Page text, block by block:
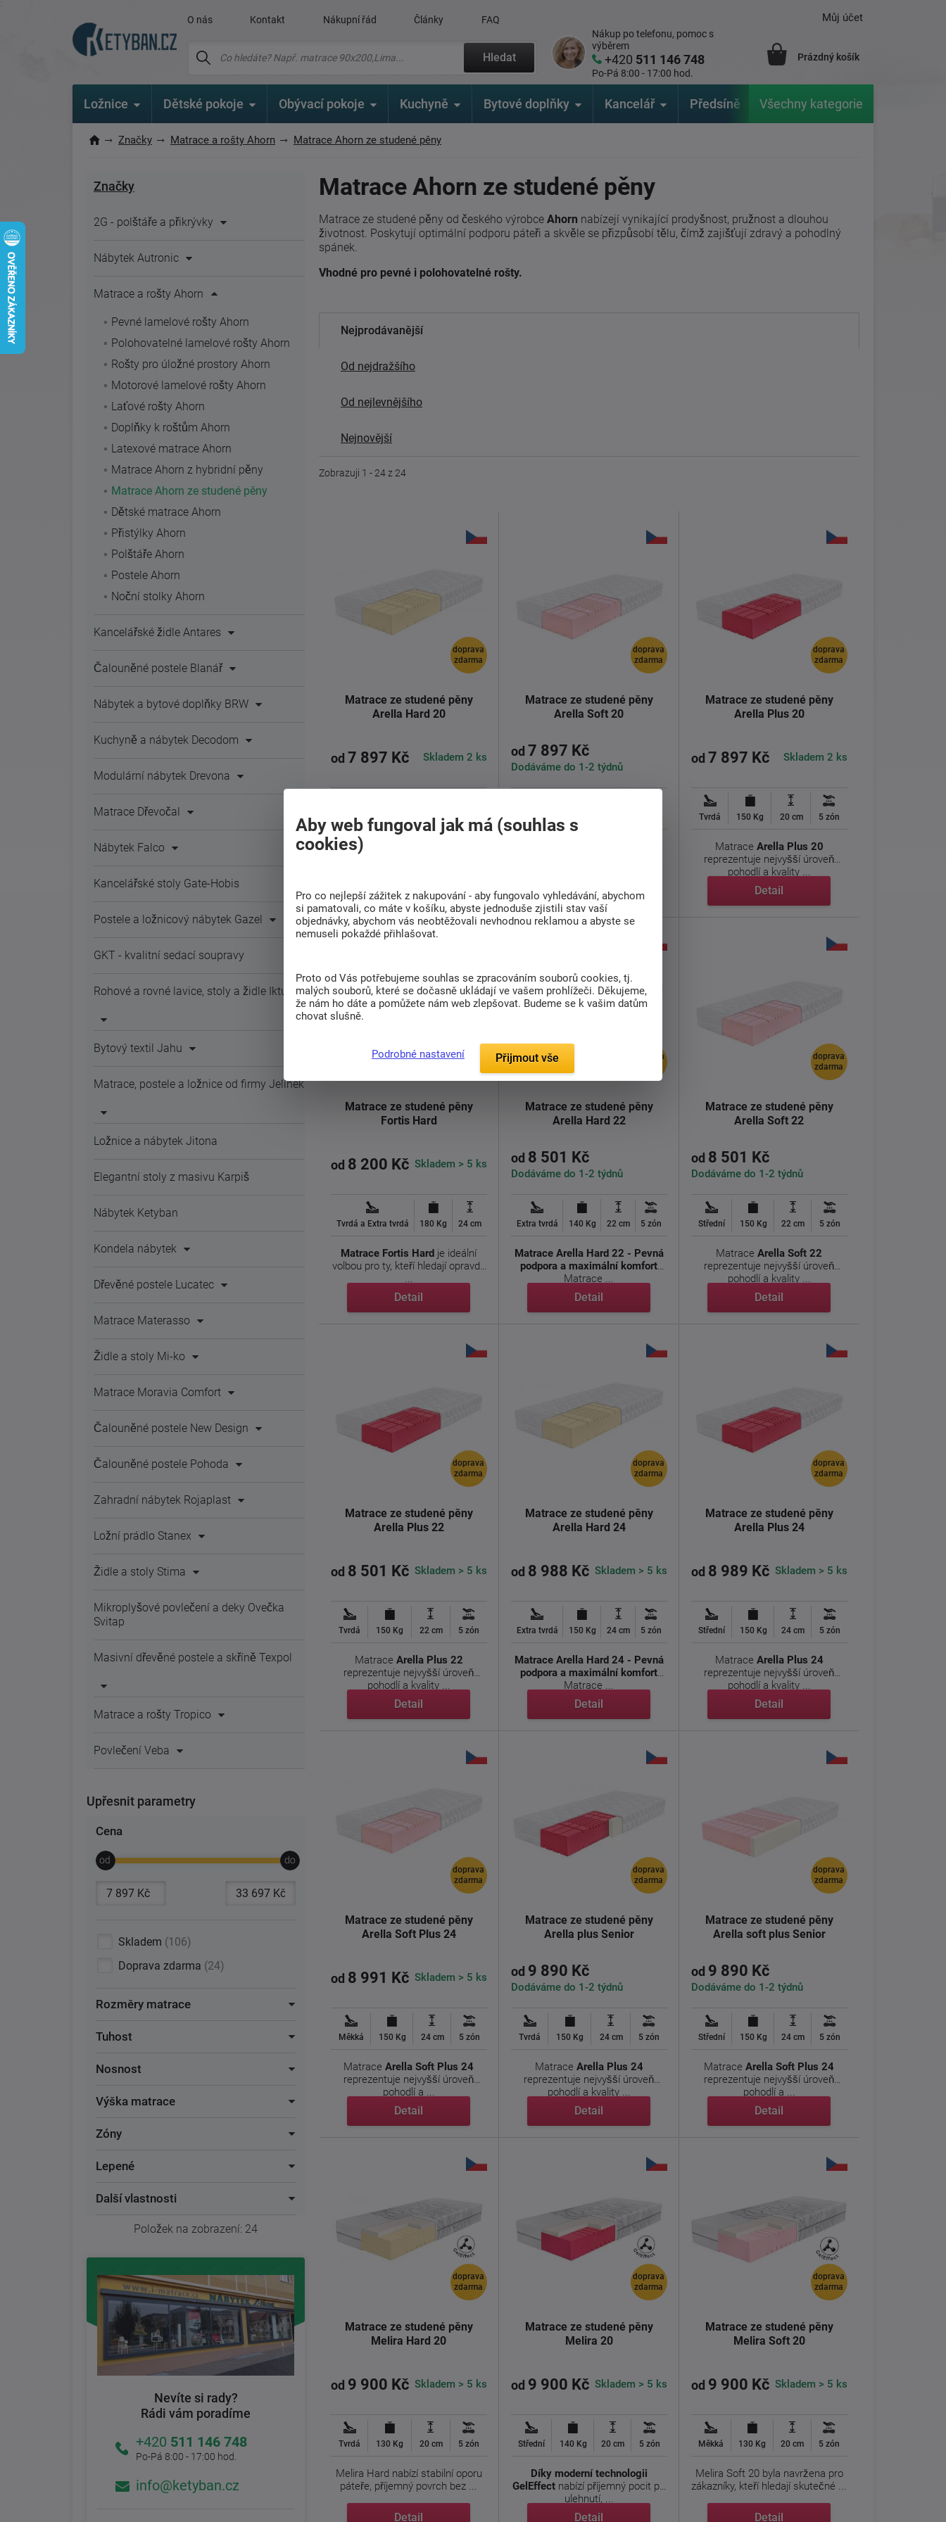
O nás Kontakt Nákupní řád Články FAQ
Hledat
Nákup po telefonu, pomoc s
výběrem
+420 511 146 748
Po-Pá 8:00 - 17:00 hod.
Můj účet
Prázdný košík
Ložnice Dětské pokoje Obývací pokoje Kuchyně Bytové doplňky Kancelář Předsíně Zahrada Značky
Všechny kategorie
Značky Matrace a rošty Ahorn Matrace Ahorn ze studené pěny
Značky
2G - polštáře a přikrývky
Nábytek Autronic
Matrace a rošty Ahorn
Pevné lamelové rošty Ahorn
Polohovatelné lamelové rošty Ahorn
Rošty pro úložné prostory Ahorn
Motorové lamelové rošty Ahorn
Laťové rošty Ahorn
Doplňky k roštům Ahorn
Latexové matrace Ahorn
Matrace Ahorn z hybridní pěny
Matrace Ahorn ze studené pěny
Dětské matrace Ahorn
Přistýlky Ahorn
Polštáře Ahorn
Postele Ahorn
Noční stolky Ahorn
Kancelářské židle Antares
Čalouněné postele Blanář
Nábytek a bytové doplňky BRW
Kuchyně a nábytek Decodom
Modulární nábytek Drevona
Matrace Dřevočal
Nábytek Falco
Kancelářské stoly Gate-Hobis
Postele a ložnicový nábytek Gazel
GKT - kvalitní sedací soupravy
Rohové a rovné lavice, stoly a židle Iktus
Bytový textil Jahu
Matrace, postele a ložnice od firmy Jelínek
Ložnice a nábytek Jitona
Elegantní stoly z masivu Karpiš
Nábytek Ketyban
Kondela nábytek
Dřevěné postele Lucatec
Matrace Materasso
Židle a stoly Mi-ko
Matrace Moravia Comfort
Čalouněné postele New Design
Čalouněné postele Pohoda
Zahradní nábytek Rojaplast
Ložní prádlo Stanex
Židle a stoly Stima
Mikroplyšové povlečení a deky Ovečka
Svitap
Masivní dřevěné postele a skříně Texpol
Matrace a rošty Tropico
Povlečení Veba
Upřesnit parametry
Cena
Skladem 106
Doprava zdarma 24
Rozměry matrace
Tuhost
Nosnost
Výška matrace
Zóny
Lepené
Další vlastnosti
Položek na zobrazení: 24
Nevíte si rady?
Rádi vám poradíme
+420 511 146 748
Po-Pá 8:00 - 17:00 hod.
info@ketyban.cz
Matrace Ahorn ze studené pěny
Matrace ze studené pěny od českého výrobce Ahorn nabízejí vynikající prodyšnost, pružnost a dlouhou
životnost. Poskytují optimální podporu páteři a skvěle se přizpůsobí tělu, čímž zajišťují zdravý a pohodlný
spánek.
Vhodné pro pevné i polohovatelné rošty.
Nejprodávanější
Od nejdražšího
Od nejlevnějšího
Nejnovější
Zobrazuji 1 - 24 z 24
doprava
zdarma
Matrace ze studené pěny
Arella Hard 20
od 7 897 Kč Skladem 2 ks
Extra tvrdá 20 cm
Matrace Arella Hard 20 - Pevná
Detail
doprava
zdarma
Matrace ze studené pěny
Arella Soft 20
od 7 897 Kč
Dodáváme do 1-2 týdnů
Střední
Detail
doprava
zdarma
Matrace ze studené pěny
Arella Plus 20
od 7 897 Kč Skladem 2 ks
Tvrdá 150 Kg 20 cm 5 zón
Matrace Arella Plus 20
reprezentuje nejvyšší úroveň
pohodlí a kvality ...
Detail
doprava
Matrace ze studené pěny
Fortis Hard
od 8 200 Kč Skladem > 5 ks
Tvrdá a Extra tvrdá 180 Kg 24 cm
Matrace Fortis Hard je ideální
volbou pro ty, kteří hledají opravdu
...
Detail
doprava
Matrace ze studené pěny
Arella Hard 22
od 8 501 Kč
Dodáváme do 1-2 týdnů
Extra tvrdá 140 Kg 22 cm 5 zón
Matrace Arella Hard 22 - Pevná
podpora a maximální komfort
Matrace ...
Detail
doprava
zdarma
Matrace ze studené pěny
Arella Soft 22
od 8 501 Kč
Dodáváme do 1-2 týdnů
Střední 150 Kg 22 cm 5 zón
MatraceArella Soft 22
reprezentuje nejvyšší úroveň
pohodlí a kvality ...
Detail
doprava
zdarma
Matrace ze studené pěny
Arella Plus 22
od 8 501 Kč Skladem > 5 ks
Tvrdá 150 Kg 22 cm 5 zón
Matrace Arella Plus 22
reprezentuje nejvyšší úroveň
pohodlí a kvality ...
Detail
doprava
zdarma
Matrace ze studené pěny
Arella Hard 24
od 8 988 Kč Skladem > 5 ks
Extra tvrdá 150 Kg 24 cm 5 zón
Matrace Arella Hard 24 - Pevná
podpora a maximální komfort
Matrace ...
Detail
doprava
zdarma
Matrace ze studené pěny
Arella Plus 24
od 8 989 Kč Skladem > 5 ks
Střední 150 Kg 24 cm 5 zón
Matrace Arella Plus 24
reprezentuje nejvyšší úroveň
pohodlí a kvality ...
Detail
doprava
zdarma
Matrace ze studené pěny
Arella Soft Plus 24
od 8 991 Kč Skladem > 5 ks
Měkká 150 Kg 24 cm 5 zón
MatraceArella Soft Plus 24
reprezentuje nejvyšší úroveň
pohodlí a ...
Detail
doprava
zdarma
Matrace ze studené pěny
Arella plus Senior
od 9 890 Kč
Dodáváme do 1-2 týdnů
Tvrdá 150 Kg 24 cm 5 zón
Matrace Arella Plus 24
reprezentuje nejvyšší úroveň
pohodlí a kvality ...
Detail
doprava
zdarma
Matrace ze studené pěny
Arella soft plus Senior
od 9 890 Kč
Dodáváme do 1-2 týdnů
Střední 150 Kg 24 cm 5 zón
MatraceArella Soft Plus 24
reprezentuje nejvyšší úroveň
pohodlí a ...
Detail
doprava
zdarma
Matrace ze studené pěny
Melira Hard 20
od 9 900 Kč Skladem > 5 ks
Tvrdá 130 Kg 20 cm 5 zón
Melira Hard nabízí stabilní oporu
páteře, příjemný povrch bez ...
Detail
doprava
zdarma
Matrace ze studené pěny
Melira 20
od 9 900 Kč Skladem > 5 ks
Střední 140 Kg 20 cm 5 zón
Díky moderní technologii
GelEffect nabízí příjemný pocit při
ulehnutí, ...
Detail
doprava
zdarma
Matrace ze studené pěny
Melira Soft 20
od 9 900 Kč Skladem > 5 ks
Měkká 130 Kg 20 cm 5 zón
Melira Soft 20 byla navržena pro
zákazníky, kteří hledají skutečné ...
Detail
Aby web fungoval jak má (souhlas s
cookies)
Pro co nejlepší zážitek z nakupování - aby fungovalo vyhledávání, abychom
si pamatovali, co máte v košíku, abyste jednoduše zjistili stav vaší
objednávky, abychom vás neobtěžovali nevhodnou reklamou a abyste se
nemuseli pokaždé přihlašovat.
Proto od Vás potřebujeme souhlas se zpracováním souborů cookies, tj.
malých souborů, které se dočasně ukládají ve vašem prohlížeči. Děkujeme,
že nám ho dáte a pomůžete nám web zlepšovat. Budeme se k vašim datům
chovat slušně.
Podrobné nastavení Přijmout vše